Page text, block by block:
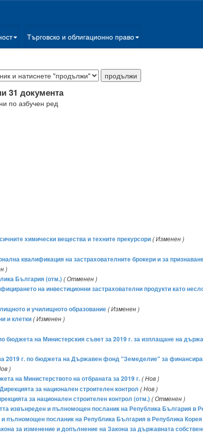
Търговско и облигационно право
31 документа
по азбучен ред
химически вещества и техните прекурсори( Изменен )
квалификация на застрахователните брокери и за
)
България (отм.)( Отменен )
на инвестиционни застрахователни продукти като
и училищното образование( Изменен )
и клетки( Изменен )
на Министерския съвет за 2019 г. за изплащане на
2019 г. по бюджета на Държавен фонд "Земеделие" за
)
на Министерството на отбраната за 2019 г.( Нов )
за национален строителен контрол ( Нов )
за национален строителен контрол (отм.)( Отменен )
извънреден и пълномощен посланик на Република България в
пълномощен посланик на Република България в Република
за изменение и допълнение на Закона за държавната